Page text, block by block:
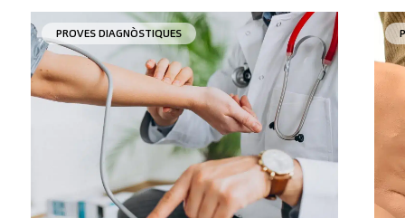
PROVES DIAGNÒSTIQUES